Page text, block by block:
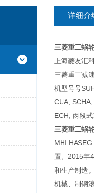
详细介
三菱重工蜗
上海菱友汇
三菱重工减
机型号号
CUA,
EOH; 两段
三菱重工蜗
MHI
置。2015年
和生产制造
机械、制钢